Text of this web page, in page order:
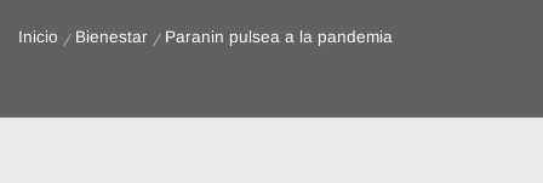
Inicio Bienestar Paranin pulsea a la pandemia